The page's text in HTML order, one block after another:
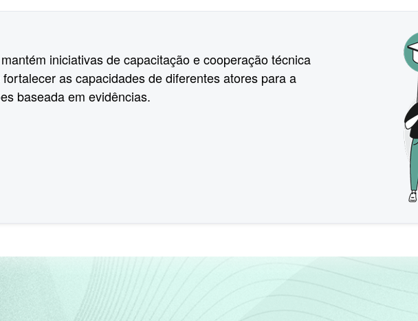
mantém iniciativas de capacitação e cooperação técnica
as capacidades de diferentes atores para a
baseada em evidências.